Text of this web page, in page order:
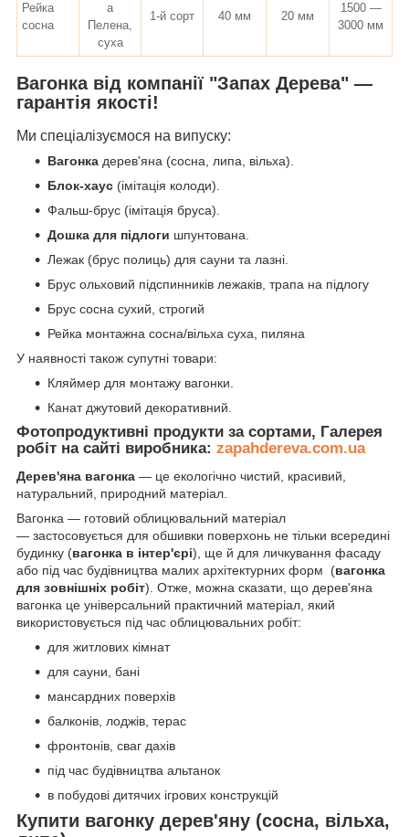
Рейка
сосна
а
Пелена,
суха
1-й сорт 40 мм 20 мм
1500 —
3000 мм
Вагонка від компанії "Запах Дерева" —
гарантія якості!
Ми спеціалізуємося на випуску:
Вагонка дерев'яна (сосна, липа, вільха).
Блок-хаус (імітація колоди).
Фальш-брус (імітація бруса).
Дошка для підлоги шпунтована.
Лежак (брус полиць) для сауни та лазні.
Брус ольховий підспинників лежаків, трапа на підлогу
Брус сосна сухий, строгий
Рейка монтажна сосна/вільха суха, пиляна
У наявності також супутні товари:
Кляймер для монтажу вагонки.
Канат джутовий декоративний.
Фотопродуктивні продукти за сортами, Галерея
робіт на сайті виробника: zapahdereva.com.ua
Дерев'яна вагонка — це екологічно чистий, красивий,
натуральний, природний матеріал.
Вагонка — готовий облицювальний матеріал
— застосовується для обшивки поверхонь не тільки всередині
будинку (вагонка в інтер'єрі), ще й для личкування фасаду
або під час будівництва малих архітектурних форм (вагонка
для зовнішніх робіт). Отже, можна сказати, що дерев'яна
вагонка це універсальний практичний матеріал, який
використовується під час облицювальних робіт:
для житлових кімнат
для сауни, бані
мансардних поверхів
балконів, лоджів, терас
фронтонів, сваг дахів
під час будівництва альтанок
в побудові дитячих ігрових конструкцій
Купити вагонку дерев'яну (сосна, вільха,